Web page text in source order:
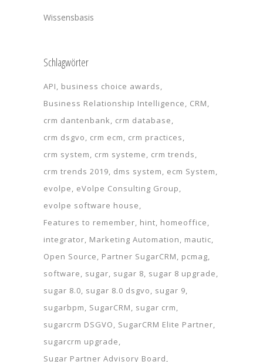
Wissensbasis
Schlagwörter
API
business choice awards
Business Relationship Intelligence
CRM
crm dantenbank crm database
crm dsgvo
crm ecm
crm practices
crm system
crm systeme
crm trends
crm trends 2019 dms system
ecm System
evolpe
eVolpe Consulting Group
evolpe software house
Features to remember hint homeoffice
integrator Marketing Automation
mautic
Open Source
Partner SugarCRM
pcmag
software
sugar sugar 8 sugar 8 upgrade
sugar 8.0 sugar 8.0 dsgvo
sugar 9
sugarbpm
SugarCRM
sugar crm
sugarcrm DSGVO
SugarCRM Elite Partner
sugarcrm upgrade
Sugar Partner Advisory Board